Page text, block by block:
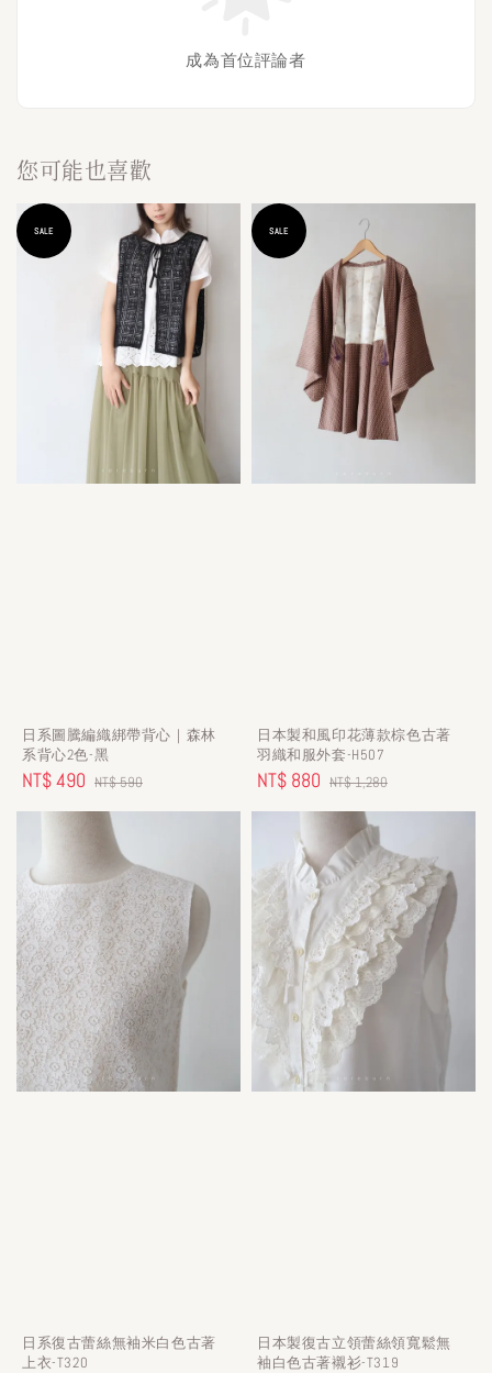
成為首位評論者
您可能也喜歡
SALE
日系圖騰編織綁帶背心｜森林
系背心2色-黑
Sale
price
NT$ 490 Regular
price
NT$ 590
SALE
日本製和風印花薄款棕色古著
羽織和服外套-H507
Sale
price
NT$ 880 Regular
price
NT$ 1,280
日系復古蕾絲無袖米白色古著
上衣-T320
日本製復古立領蕾絲領寬鬆無
袖白色古著襯衫-T319